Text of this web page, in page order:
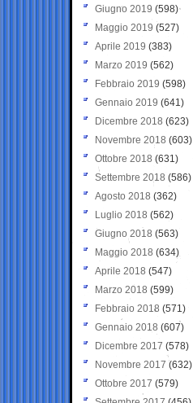
Giugno 2019 (598)
Maggio 2019 (527)
Aprile 2019 (383)
Marzo 2019 (562)
Febbraio 2019 (598)
Gennaio 2019 (641)
Dicembre 2018 (623)
Novembre 2018 (603)
Ottobre 2018 (631)
Settembre 2018 (586)
Agosto 2018 (362)
Luglio 2018 (562)
Giugno 2018 (563)
Maggio 2018 (634)
Aprile 2018 (547)
Marzo 2018 (599)
Febbraio 2018 (571)
Gennaio 2018 (607)
Dicembre 2017 (578)
Novembre 2017 (632)
Ottobre 2017 (579)